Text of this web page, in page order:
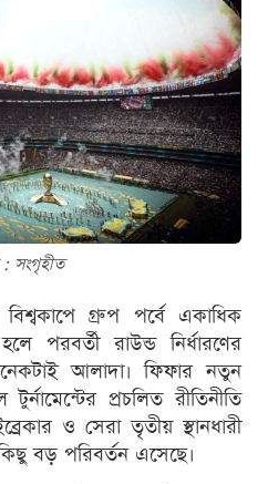
: সংগৃহীত
গ্রুপ পর্বে একাধিক
পরবর্তী রাউন্ড নির্ধারণের
আলাদা। ফিফার নতুন
প্রচলিত রীতিনীতি
ও সেরা তৃতীয় স্থানধারী
বড় পরিবর্তন এসেছে।